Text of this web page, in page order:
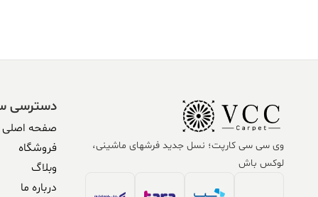
وی سی سی کارپت؛ نسل جدید فرشهای ماشینی،
لوکس باش
دسترسی
صفحه اصلی
فروشگاه
وبلاگ
درباره ما